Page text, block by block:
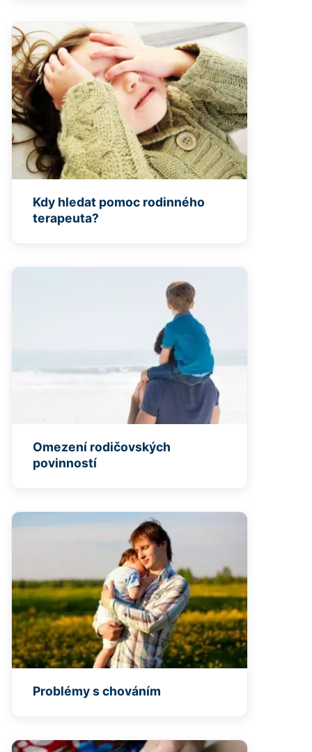
Kdy hledat pomoc rodinného
terapeuta?
Omezení rodičovských
povinností
Problémy s chováním